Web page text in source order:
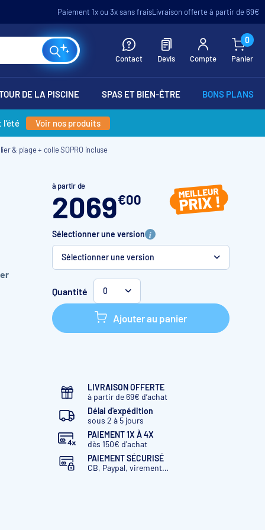
Paiement 1x ou 3x sans fraisLivraison offerte à partir de 69€
Contact Devis Compte
0
Panier
DE LA PISCINE SPAS ET BIEN-ÊTRE BONS PLANS
Voir nos produits
& plage + colle SOPRO incluse
à partir de
2069€00
Sélectionner une version
Sélectionner une version
Escalier pour Liner
Escalier pour PVC armé
150/100ème
Quantité 0
Ajouter au panier
LIVRAISON OFFERTE
à partir de 69€ d’achat
Délai d'expédition
sous 2 à 5 jours
PAIEMENT 1X À 4X
dès 150€ d'achat
PAIEMENT SÉCURISÉ
CB, Paypal, virement…